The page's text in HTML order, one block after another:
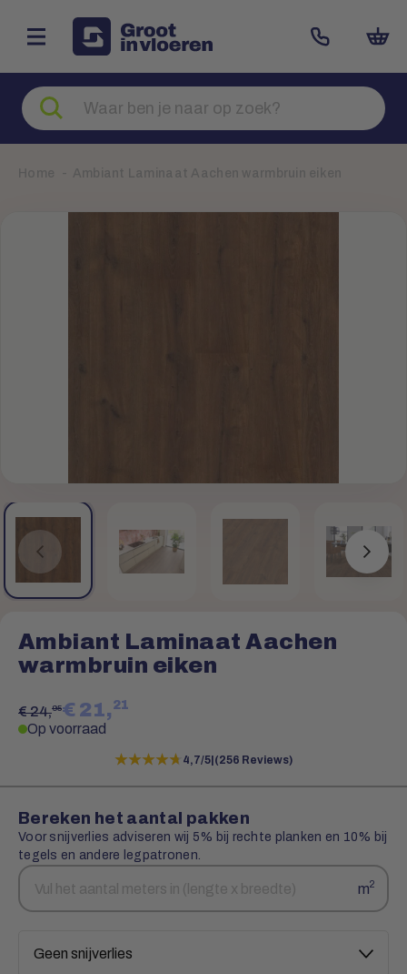
Zoeken
naar
producten
Home Ambiant Laminaat Aachen warmbruin eiken
Ambiant Laminaat Aachen
warmbruin eiken
€ 24,95€ 21, 21
Op voorraad
★★★★★
★★★★★ 4,7/5 (256 Reviews)
Bereken het aantal pakken
Voor snijverlies adviseren wij 5% bij rechte planken en 10% bij
tegels en andere legpatronen.
Aantal
vierkante
m2
Snijverlies